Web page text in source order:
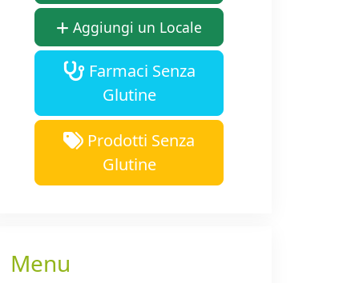
Aggiungi un Locale
Farmaci Senza
Glutine
Prodotti Senza
Glutine
Menu